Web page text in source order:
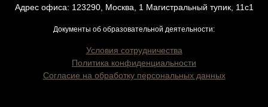
Адрес офиса: 123290, Москва, 1 Магистральный тупик, 11с1
Документы об образовательной деятельности:
Условия сотрудничества
Политика конфиденциальности
Согласие на обработку персональных данных